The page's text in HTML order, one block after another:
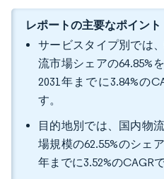
レポートの主要なポイント
サービスタイプ別では
流市場シェアの64.85%
2031年までに3.84%の
す。
目的地別では、国内物
場規模の62.55%のシェ
年までに3.52%のCAGR